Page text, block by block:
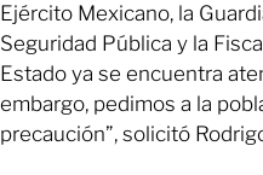
Ejército Mexicano, la
Seguridad Pública y la
Estado ya se encuentra
embargo, pedimos a la
precaución”, solicitó